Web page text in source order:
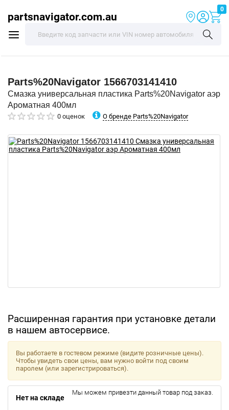
partsnavigator.com.au
0
Parts%20Navigator 1566703141410
Смазка универсальная пластика Parts%20Navigator аэр
Ароматная 400мл
0 оценок О бренде Parts%20Navigator
Расширенная гарантия при установке детали
в нашем автосервисе.
Вы работаете в гостевом режиме (видите розничные цены).
Чтобы увидеть свои цены, вам нужно войти под своим
паролем (или зарегистрироваться).
Нет на складе
Мы можем привезти данный товар под заказ.